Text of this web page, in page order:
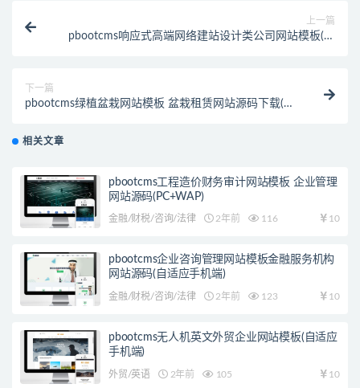
上一篇
pbootcms响应式高端网络建站设计类公司网站模板(自
下一篇
pbootcms绿植盆栽网站模板 盆栽租赁网站源码下载(自
相关文章
pbootcms工程造价财务审计网站模板 企业管理
网站源码(PC+WAP)
金融/财税/咨询/法律 2年前 116 10
pbootcms企业咨询管理网站模板金融服务机构
网站源码(自适应手机端)
金融/财税/咨询/法律 2年前 123 10
pbootcms无人机英文外贸企业网站模板(自适应
手机端)
外贸/英语 2年前 105 10